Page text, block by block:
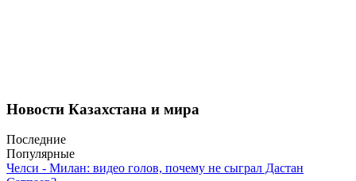
Новости Казахстана и мира
Последние
Популярные
Челси - Милан: видео голов, почему не сыграл Дастан